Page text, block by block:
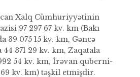
Xalq Cümhuriyyətinin
97 297 67 kv. km (Bakı
39 075 15 kv. km, Gəncə
371 29 kv. km, Zaqatala
54 kv. km, İrəvan quberni­
69 kv. km) təşkil et­mişdir.